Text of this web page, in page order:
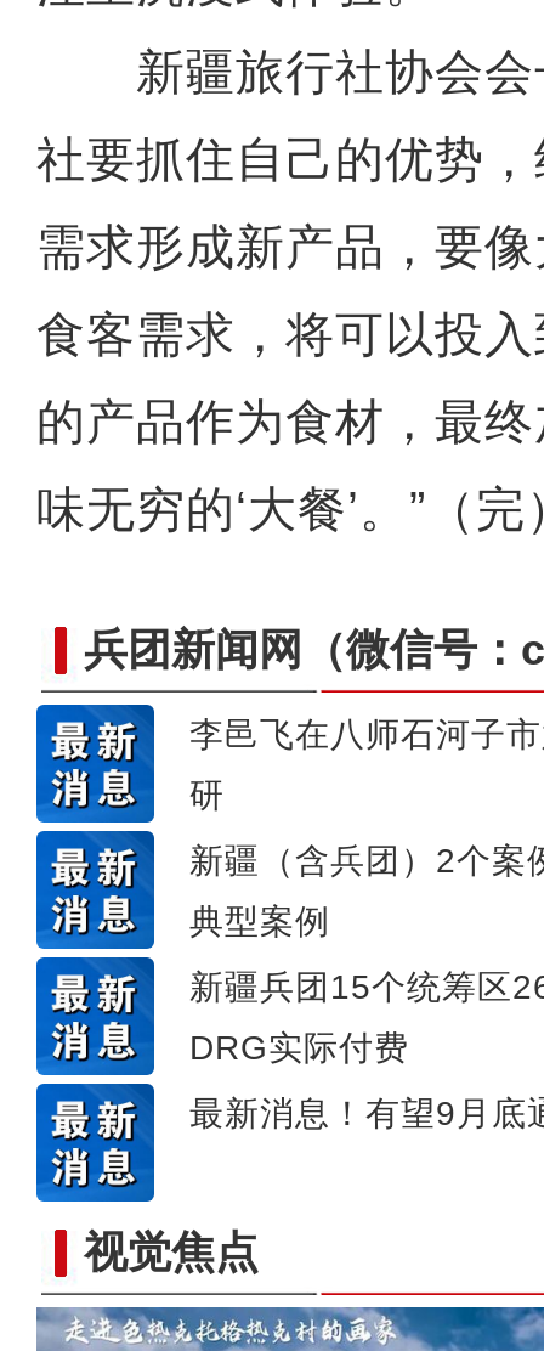
新疆旅行社协会会
社要抓住自己的优势
需求形成新产品，要
食客需求，将可以投
的产品作为食材，最
味无穷的‘大餐’。”（完
兵团新闻网 （微信号
李邑飞在八师石河子
研
新疆（含兵团）2个案
典型案例
新疆兵团15个统筹区
DRG实际付费
最新消息！有望9月底
视觉焦点
崭新“城”迹：兵团城镇化
“五一”假期，开都河天